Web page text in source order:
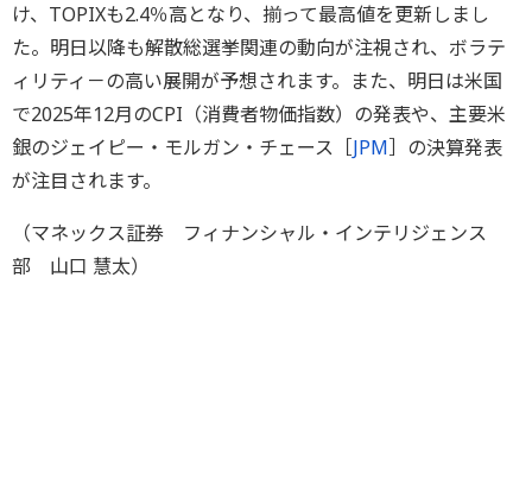
け、TOPIXも2.4％高となり、揃って最高値を更新しまし
た。明日以降も解散総選挙関連の動向が注視され、ボラテ
ィリティ－の高い展開が予想されます。また、明日は米国
で2025年12月のCPI（消費者物価指数）の発表や、主要米
銀のジェイピー・モルガン・チェース［JPM］の決算発表
が注目されます。
（マネックス証券 フィナンシャル・インテリジェンス
部 山口 慧太）